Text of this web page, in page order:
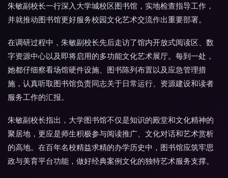
朱敏副校长一行深入大学城校区图书馆，实地检查指导工作，
并就推动图书馆更好服务校园文化艺术交流作出重要部署。
在调研过程中，朱敏副校长先后走访了馆内开放式阅读区、数
字资源中心以及即将启用的多功能文化艺术展厅。每到一处，
她都仔细察看场馆硬件设施、图书陈列布置以及应急管理措
施，认真听取图书馆负责同志关于日常运行、资源建设和读者
服务工作的汇报。
朱敏副校长指出，大学图书馆不仅是知识的殿堂和文化精神的
聚居地，更应是师生积极参与阅读推广、文化对话和艺术赏析
的高地。在百年名校精益求精的办学历史中，图书馆应筑牢思
政与美育平台功能，做好经典案例文化的独特艺术服务支撑。